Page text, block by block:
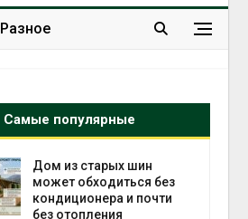
Разное
Самые популярные
Дом из старых шин
может обходиться без
кондиционера и почти
без отопления